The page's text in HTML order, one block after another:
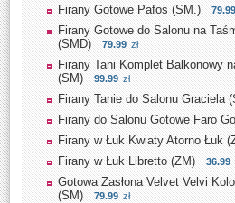
Firany Gotowe Pafos (SM.) 79.99
Firany Gotowe do Salonu na
(SMD)
79.99 zł
Firany Tani Komplet Balkonowy
(SM)
99.99 zł
Firany Tanie do Salonu Graciela
Firany do Salonu Gotowe Faro
Firany w Łuk Kwiaty Atorno Łuk
Firany w Łuk Libretto (ZM) 36.99
Gotowa Zasłona Velvet Velvi
(SM)
79.99 zł